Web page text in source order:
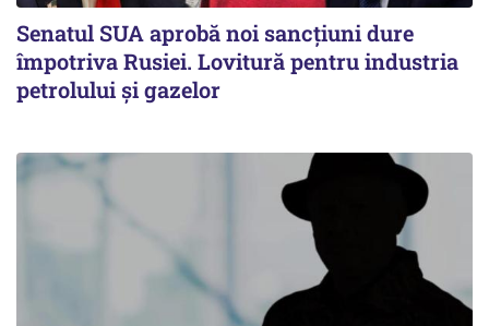
Senatul SUA aprobă noi sancțiuni dure
împotriva Rusiei. Lovitură pentru industria
petrolului și gazelor